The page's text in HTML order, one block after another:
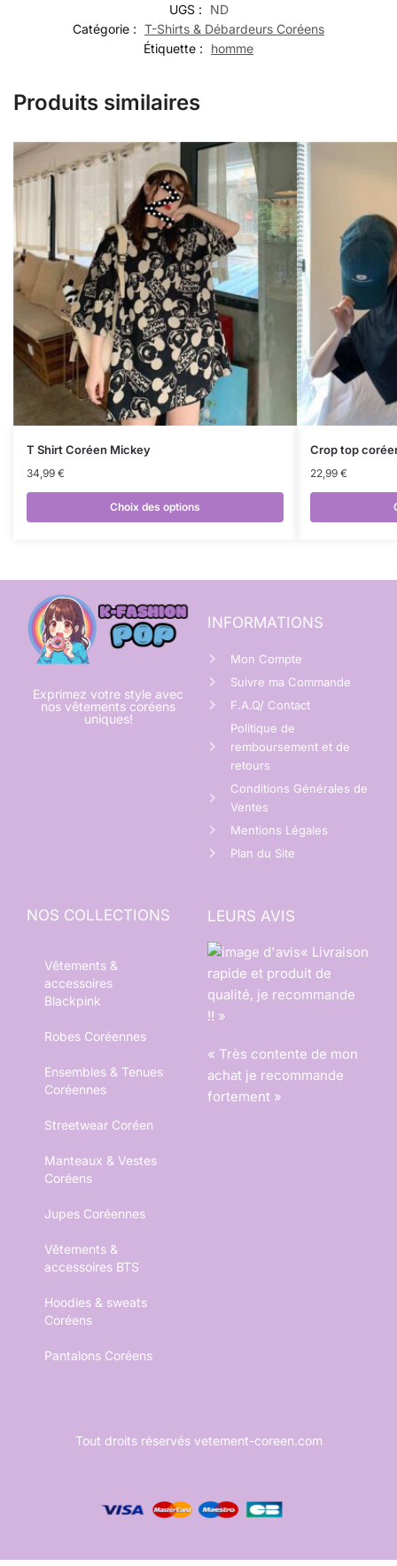
UGS :
ND
Catégorie : T-Shirts & Débardeurs Coréens
Étiquette :
homme
Produits similaires
T Shirt Coréen Mickey
34,99 €
Choix des options
Crop top
22,99 €
Exprimez votre style avec
nos vêtements coréens
uniques!
INFORMATIONS
Mon Compte
Suivre ma Commande
F.A.Q/ Contact
Politique de
remboursement et de
retours
Conditions Générales de
Ventes
Mentions Légales
Plan du Site
NOS COLLECTIONS
Vêtements &
accessoires
Blackpink
Robes Coréennes
Ensembles & Tenues
Coréennes
Streetwear Coréen
Manteaux & Vestes
Coréens
Jupes Coréennes
Vêtements &
accessoires BTS
Hoodies & sweats
Coréens
Pantalons Coréens
LEURS AVIS
« Livraison
rapide et produit de
qualité, je recommande
!! »
« Très contente de mon
achat je recommande
fortement »
Tout droits réservés vetement-coreen.com